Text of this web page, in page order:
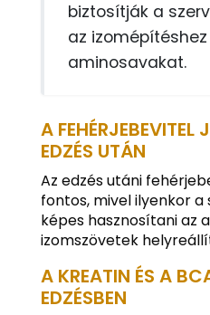
biztosítják a
az
aminosavakat.
A FEHÉRJEBEVITEL
EDZÉS UTÁN
Az edzés utáni
fontos, mivel ilyenkor
képes hasznosítani az
izomszövetek
A KREATIN ÉS A
EDZÉSBEN